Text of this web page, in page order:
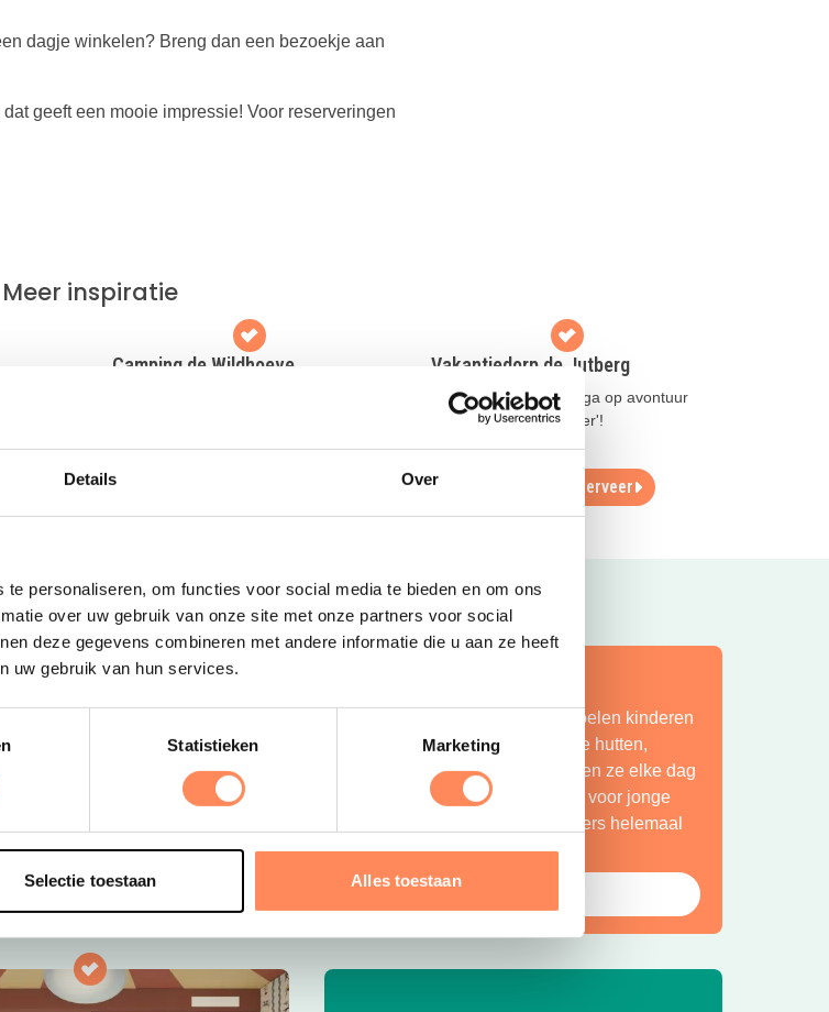
Details Over
personaliseren, om functies voor social media te bieden en om ons
over uw gebruik van onze site met onze partners voor social
deze gegevens combineren met andere informatie die u aan ze heeft
uw gebruik van hun services.
Statistieken Marketing
Selectie toestaan Alles toestaan
dagje winkelen? Breng dan een bezoekje aan
geeft een mooie impressie! Voor reserveringen
Meer inspiratie
Camping de Wildhoeve Vakantiedorp de Jutberg
Slaap in een 'Pod' en ga op avontuur
met de 'Jutberg Ranger'!
Reserveer
Uitgelicht
Bij Camping Huttopia De Roos spelen kinderen
eindeloos in de natuur, bouwen ze hutten,
spetteren ze in de Vecht en beleven ze elke dag
een nieuw avontuur. Een paradijs voor jonge
ontdekkers én een plek waar ouders helemaal
tot rust komen.
Bekijk Huttopia de Roos